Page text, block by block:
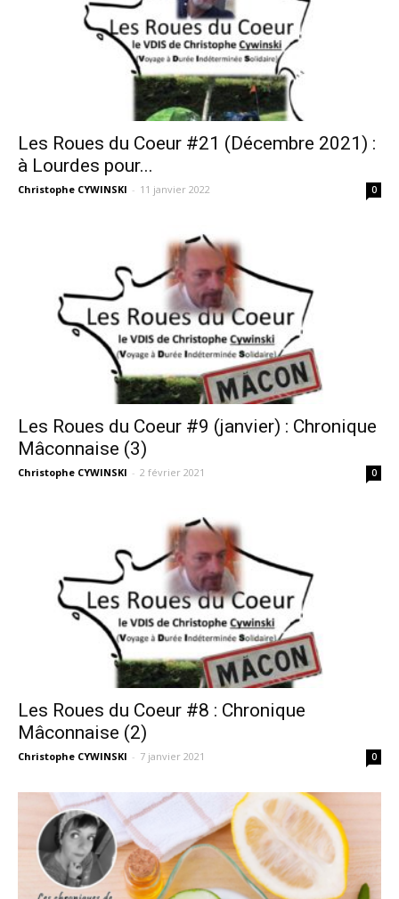
Les Roues du Coeur #21 (Décembre 2021) :
à Lourdes pour...
Christophe CYWINSKI - 11 janvier 2022 0
Les Roues du Coeur #9 (janvier) : Chronique
Mâconnaise (3)
Christophe CYWINSKI - 2 février 2021 0
Les Roues du Coeur #8 : Chronique
Mâconnaise (2)
Christophe CYWINSKI - 7 janvier 2021 0